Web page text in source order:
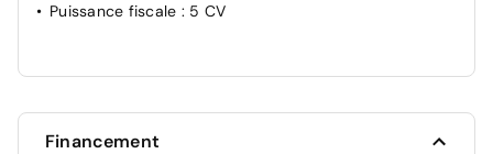
Puissance fiscale : 5 CV
Financement